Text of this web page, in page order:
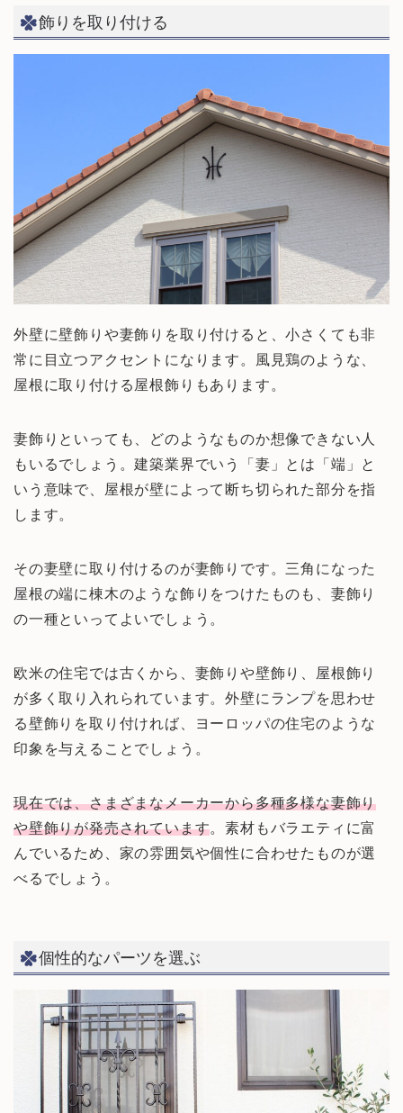
飾りを取り付ける
外壁に壁飾りや妻飾りを取り付けると、小さくても非
常に目立つアクセントになります。風見鶏のような、
屋根に取り付ける屋根飾りもあります。
妻飾りといっても、どのようなものか想像できない人
もいるでしょう。建築業界でいう「妻」とは「端」と
いう意味で、屋根が壁によって断ち切られた部分を指
します。
その妻壁に取り付けるのが妻飾りです。三角になった
屋根の端に棟木のような飾りをつけたものも、妻飾り
の一種といってよいでしょう。
欧米の住宅では古くから、妻飾りや壁飾り、屋根飾り
が多く取り入れられています。外壁にランプを思わせ
る壁飾りを取り付ければ、ヨーロッパの住宅のような
印象を与えることでしょう。
現在では、さまざまなメーカーから多種多様な妻飾り
や壁飾りが発売されています。素材もバラエティに富
んでいるため、家の雰囲気や個性に合わせたものが選
べるでしょう。
個性的なパーツを選ぶ